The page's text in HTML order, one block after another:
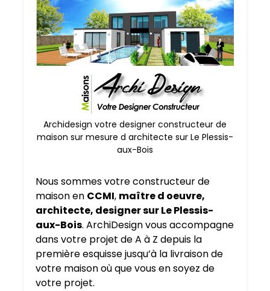
Archidesign votre designer constructeur de
maison sur mesure d architecte sur Le Plessis-
aux-Bois
Nous sommes votre constructeur de
maison en CCMI, maître d oeuvre,
architecte, designer sur Le Plessis-
aux-Bois. ArchiDesign vous accompagne
dans votre projet de A à Z depuis la
première esquisse jusqu’à la livraison de
votre maison où que vous en soyez de
votre projet.